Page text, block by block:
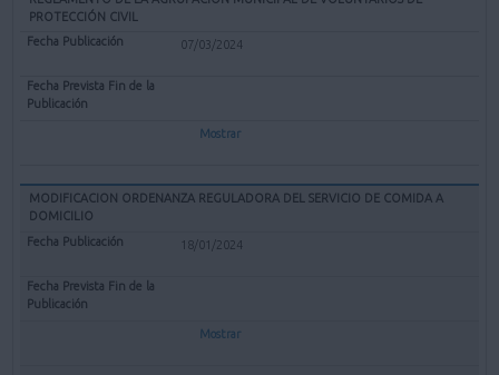
PROTECCIÓN CIVIL
07/03/2024
Mostrar
MODIFICACION ORDENANZA REGULADORA DEL SERVICIO DE COMIDA A
DOMICILIO
18/01/2024
Mostrar